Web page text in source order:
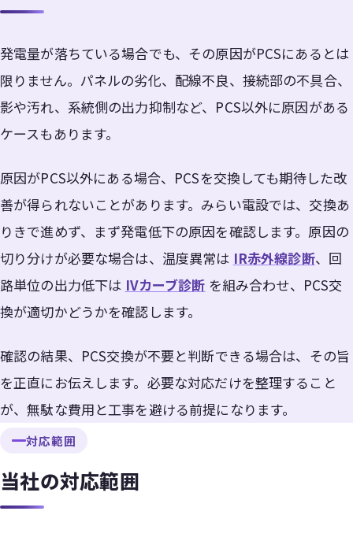
発電量が落ちている場合でも、その原因がPCSにあるとは
限りません。パネルの劣化、配線不良、接続部の不具合、
影や汚れ、系統側の出力抑制など、PCS以外に原因がある
ケースもあります。
原因がPCS以外にある場合、PCSを交換しても期待した改
善が得られないことがあります。みらい電設では、交換あ
りきで進めず、まず発電低下の原因を確認します。原因の
切り分けが必要な場合は、温度異常は IR赤外線診断、回
路単位の出力低下は IVカーブ診断 を組み合わせ、PCS交
換が適切かどうかを確認します。
確認の結果、PCS交換が不要と判断できる場合は、その旨
を正直にお伝えします。必要な対応だけを整理すること
が、無駄な費用と工事を避ける前提になります。
対応範囲
当社の対応範囲